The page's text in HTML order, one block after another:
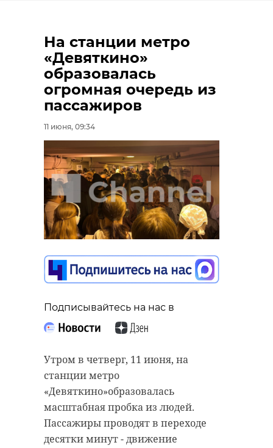
На станции метро
«Девяткино»
образовалась
огромная очередь из
пассажиров
11 июня, 09:34
Подписывайтесь на нас в
Утром в четверг, 11 июня, на
станции метро
«Девяткино»образовалась
масштабная пробка из людей.
Пассажиры проводят в переходе
десятки минут - движение